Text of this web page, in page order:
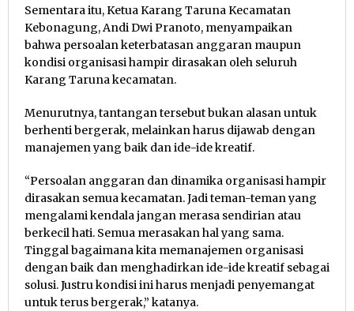
Sementara itu, Ketua Karang Taruna Kecamatan
Kebonagung, Andi Dwi Pranoto, menyampaikan
bahwa persoalan keterbatasan anggaran maupun
kondisi organisasi hampir dirasakan oleh seluruh
Karang Taruna kecamatan.
Menurutnya, tantangan tersebut bukan alasan untuk
berhenti bergerak, melainkan harus dijawab dengan
manajemen yang baik dan ide-ide kreatif.
“Persoalan anggaran dan dinamika organisasi hampir
dirasakan semua kecamatan. Jadi teman-teman yang
mengalami kendala jangan merasa sendirian atau
berkecil hati. Semua merasakan hal yang sama.
Tinggal bagaimana kita memanajemen organisasi
dengan baik dan menghadirkan ide-ide kreatif sebagai
solusi. Justru kondisi ini harus menjadi penyemangat
untuk terus bergerak,” katanya.